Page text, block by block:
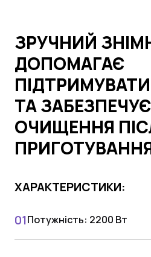
ЗРУЧНИЙ
ДОПОМАГАЄ
ТА
ОЧИЩЕННЯ
ХАРАКТЕРИСТИКИ:
Потужність: 2200 Вт